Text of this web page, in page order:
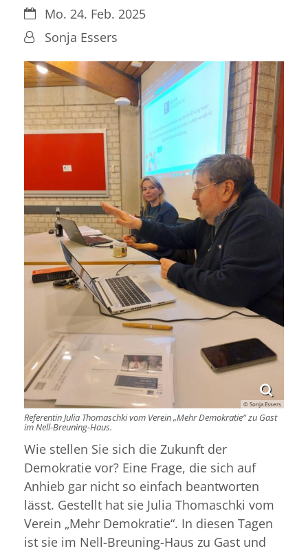
Datum:Mo. 24. Feb. 2025
Von:Sonja Essers
© Sonja Essers
Referentin Julia Thomaschki vom Verein „Mehr Demokratie“ zu Gast
im Nell-Breuning-Haus.
Wie stellen Sie sich die Zukunft der
Demokratie vor? Eine Frage, die sich auf
Anhieb gar nicht so einfach beantworten
lässt. Gestellt hat sie Julia Thomaschki vom
Verein „Mehr Demokratie“. In diesen Tagen
ist sie im Nell-Breuning-Haus zu Gast und